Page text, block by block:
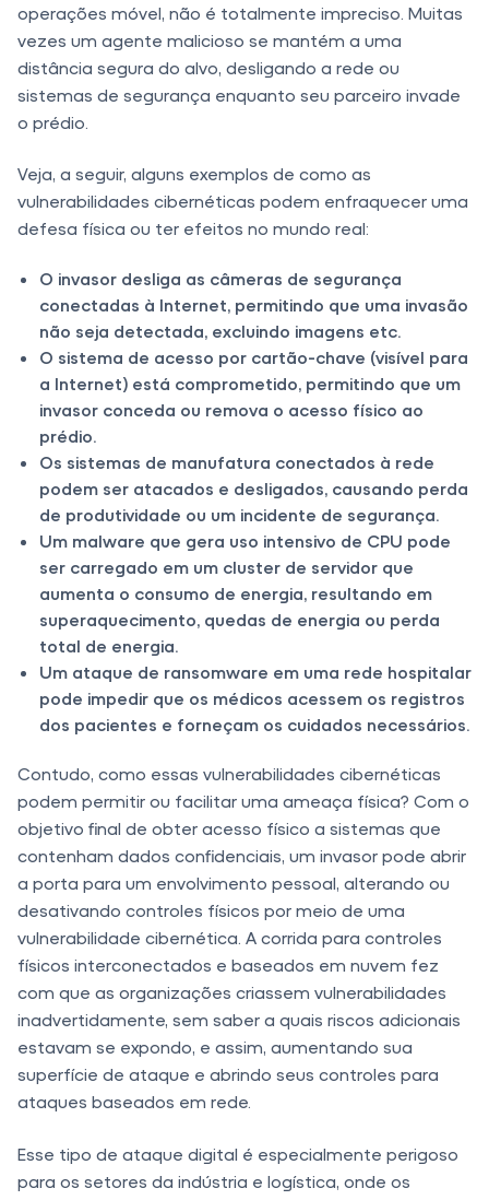
operações móvel, não é totalmente impreciso. Muitas
vezes um agente malicioso se mantém a uma
distância segura do alvo, desligando a rede ou
sistemas de segurança enquanto seu parceiro invade
o prédio.
Veja, a seguir, alguns exemplos de como as
vulnerabilidades cibernéticas podem enfraquecer uma
defesa física ou ter efeitos no mundo real:
O invasor desliga as câmeras de segurança
conectadas à Internet, permitindo que uma invasão
não seja detectada, excluindo imagens etc.
O sistema de acesso por cartão-chave (visível para
a Internet) está comprometido, permitindo que um
invasor conceda ou remova o acesso físico ao
prédio.
Os sistemas de manufatura conectados à rede
podem ser atacados e desligados, causando perda
de produtividade ou um incidente de segurança.
Um malware que gera uso intensivo de CPU pode
ser carregado em um cluster de servidor que
aumenta o consumo de energia, resultando em
superaquecimento, quedas de energia ou perda
total de energia.
Um ataque de ransomware em uma rede hospitalar
pode impedir que os médicos acessem os registros
dos pacientes e forneçam os cuidados necessários.
Contudo, como essas vulnerabilidades cibernéticas
podem permitir ou facilitar uma ameaça física? Com o
objetivo final de obter acesso físico a sistemas que
contenham dados confidenciais, um invasor pode abrir
a porta para um envolvimento pessoal, alterando ou
desativando controles físicos por meio de uma
vulnerabilidade cibernética. A corrida para controles
físicos interconectados e baseados em nuvem fez
com que as organizações criassem vulnerabilidades
inadvertidamente, sem saber a quais riscos adicionais
estavam se expondo, e assim, aumentando sua
superfície de ataque e abrindo seus controles para
ataques baseados em rede.
Esse tipo de ataque digital é especialmente perigoso
para os setores da indústria e logística, onde os